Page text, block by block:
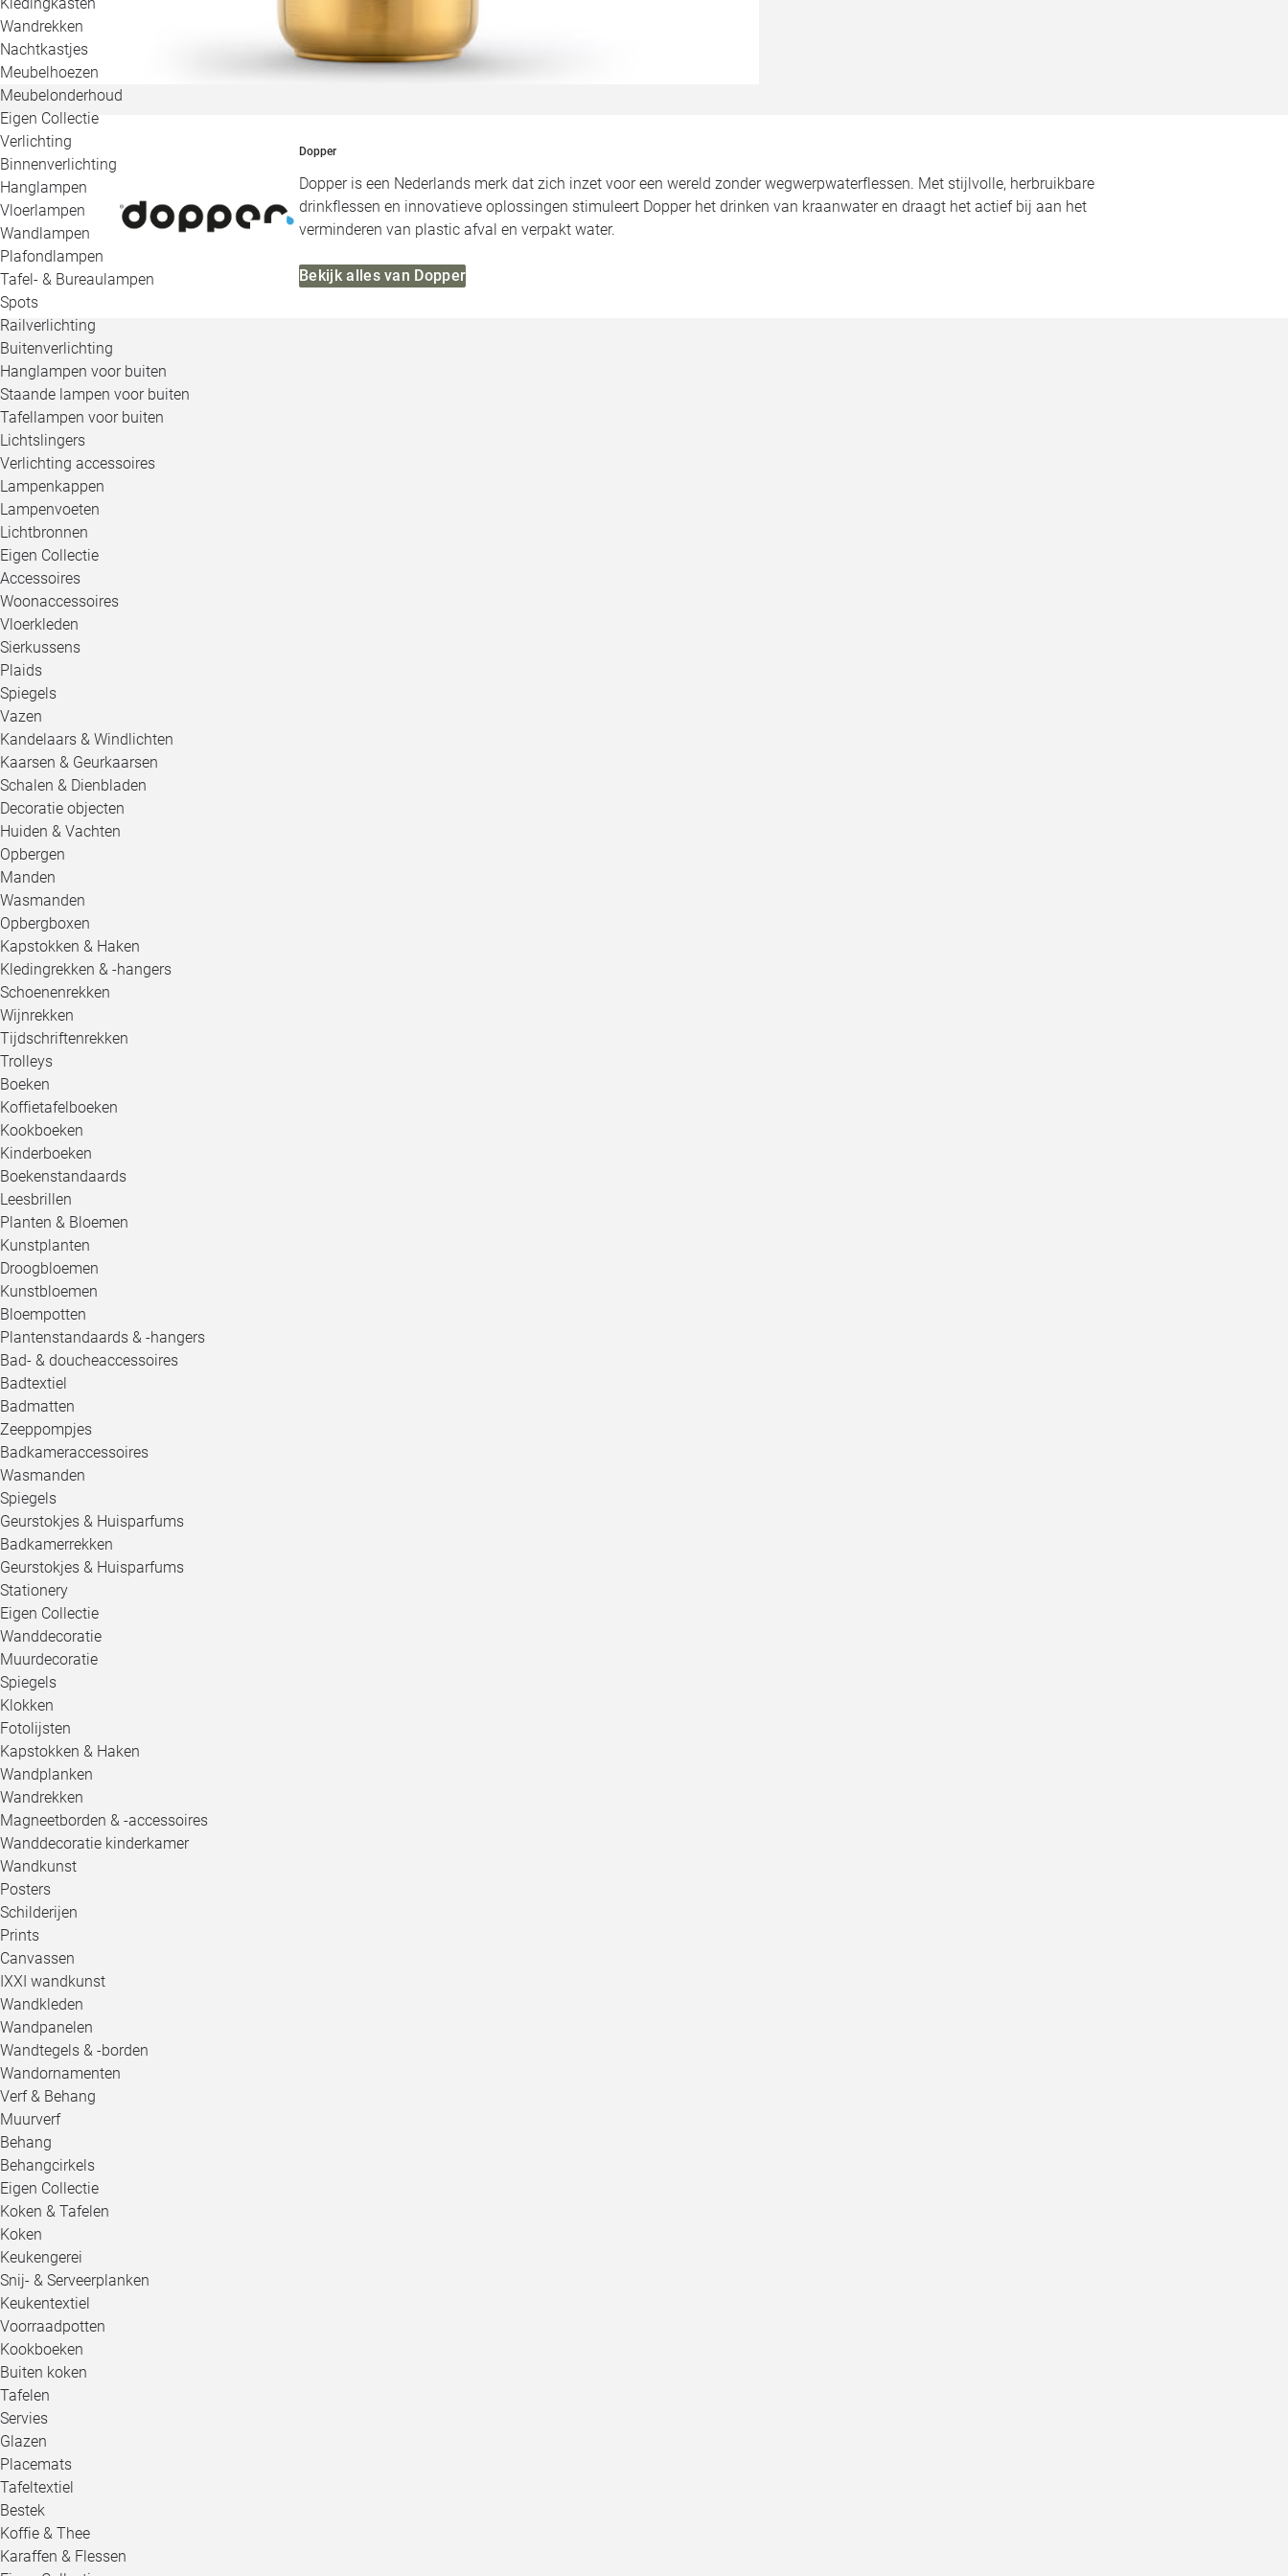
Wandrekken
Nachtkastjes
Meubelhoezen
Meubelonderhoud
Eigen Collectie
Verlichting
Binnenverlichting
Hanglampen
Vloerlampen
Wandlampen
Plafondlampen
Tafel- & Bureaulampen
Spots
Railverlichting
Buitenverlichting
Hanglampen voor buiten
Staande lampen voor buiten
Tafellampen voor buiten
Lichtslingers
Verlichting accessoires
Lampenkappen
Lampenvoeten
Lichtbronnen
Eigen Collectie
Accessoires
Woonaccessoires
Vloerkleden
Sierkussens
Plaids
Spiegels
Vazen
Kandelaars & Windlichten
Kaarsen & Geurkaarsen
Schalen & Dienbladen
Decoratie objecten
Huiden & Vachten
Opbergen
Manden
Wasmanden
Opbergboxen
Kapstokken & Haken
Kledingrekken & -hangers
Schoenenrekken
Wijnrekken
Tijdschriftenrekken
Trolleys
Boeken
Koffietafelboeken
Kookboeken
Kinderboeken
Boekenstandaards
Leesbrillen
Planten & Bloemen
Kunstplanten
Droogbloemen
Kunstbloemen
Bloempotten
Plantenstandaards & -hangers
Bad- & doucheaccessoires
Badtextiel
Badmatten
Zeeppompjes
Badkameraccessoires
Wasmanden
Spiegels
Geurstokjes & Huisparfums
Badkamerrekken
Geurstokjes & Huisparfums
Stationery
Eigen Collectie
Wanddecoratie
Muurdecoratie
Spiegels
Klokken
Fotolijsten
Kapstokken & Haken
Wandplanken
Wandrekken
Magneetborden & -accessoires
Wanddecoratie kinderkamer
Wandkunst
Posters
Schilderijen
Prints
Canvassen
IXXI wandkunst
Wandkleden
Wandpanelen
Wandtegels & -borden
Wandornamenten
Verf & Behang
Muurverf
Behang
Behangcirkels
Eigen Collectie
Koken & Tafelen
Koken
Keukengerei
Snij- & Serveerplanken
Keukentextiel
Voorraadpotten
Kookboeken
Buiten koken
Tafelen
Servies
Glazen
Placemats
Tafeltextiel
Bestek
Koffie & Thee
Karaffen & Flessen
Dopper
Dopper is een Nederlands merk dat zich inzet voor een wereld zonder wegwerpwaterflessen. Met stijlvolle, herbruikbare
drinkflessen en innovatieve oplossingen stimuleert Dopper het drinken van kraanwater en draagt het actief bij aan het
verminderen van plastic afval en verpakt water.
Bekijk alles van Dopper